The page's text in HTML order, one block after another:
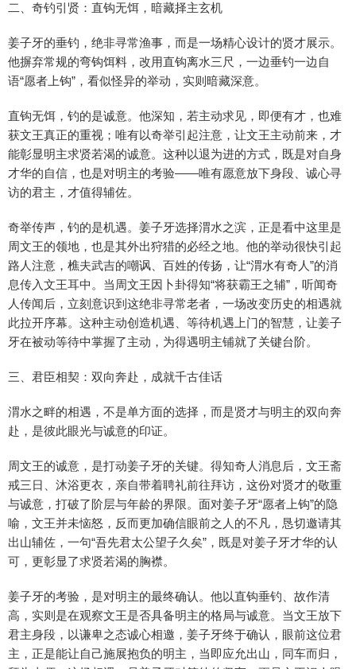
二、奇钓引贤：直钩无饵，暗藏择主玄机
姜子牙的垂钓，绝非寻常渔事，而是一场精心设计的贤才展示。
他摒弃常规的弯钩饵料，改用直钩离水三尺，一边垂钓一边自
语“愿者上钩”，看似怪异的举动，实则暗藏深意。
直钩无饵，钓的是诚意。他深知，若主动求见，即便有才，也难
获文王真正的重视；唯有以奇举引起注意，让文王主动前来，才
能彰显明主求贤若渴的诚意。这种以退为进的方式，既是对自身
才华的自信，也是对明主的考验——唯有愿意放下身段、诚心寻
访的君主，才值得辅佐。
奇举传声，钓的是机遇。姜子牙选择渭水之滨，正是看中这里是
周文王的领地，也是其外出狩猎的必经之地。他的举动很快引起
路人注意，樵夫武吉的嘲讽、百姓的传扬，让“渭水有奇人”的消
息传入文王耳中。当周文王因卜卦得知“将获霸王之辅”，听闻奇
人传闻后，立刻意识到这绝非寻常老者，一场改变历史的相遇就
此拉开序幕。这种主动创造机遇、等待机遇上门的智慧，让姜子
牙在被动等待中掌握了主动，为得遇明主铺就了关键台阶。
三、君臣相契：双向奔赴，成就千古佳话
渭水之畔的相遇，不是单方面的选择，而是贤才与明主的双向奔
赴，是彼此眼光与诚意的印证。
周文王的诚意，是打动姜子牙的关键。得知奇人消息后，文王斋
戒三日、沐浴更衣，亲自带着聘礼前往拜访，这份对贤才的敬重
与诚意，打破了阶层与年龄的界限。面对姜子牙“愿者上钩”的隐
喻，文王并未恼怒，反而更加确信眼前之人的不凡，恳切邀请其
出山辅佐，一句“吾先君太公望子久矣”，既是对姜子牙才华的认
可，更彰显了求贤若渴的胸襟。
姜子牙的考验，是对明主的最终确认。他以直钩垂钓、故作清
高，实则是在观察文王是否具备明主的格局与诚意。当文王放下
君主身段，以谦卑之态诚心相邀，姜子牙终于确认，眼前这位君
主，正是能让自己施展抱负的明主，当即应允出山，同车而归，